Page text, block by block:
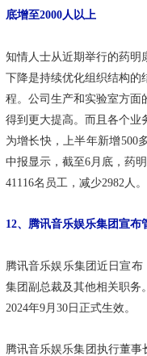
底增至2000人以上
知情人士从近期举行的药明
下降是持续优化组织结构的
程。公司生产和实验室方面
得到更大提高。而且各个业
为增长快，上半年新增500
中报显示，截至6月底，药
41116名员工，减少2982人
12、腾讯音乐娱乐集团宣
腾讯音乐娱乐集团近日宣布
集团副总裁及其他相关职务
2024年9月30日正式生效。
腾讯音乐娱乐集团执行董事